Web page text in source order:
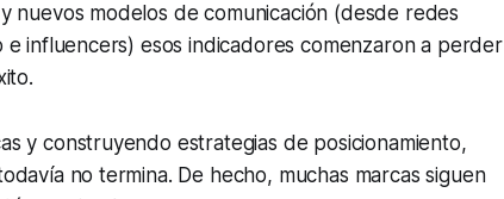
nuevos modelos de comunicación (desde redes
influencers) esos indicadores comenzaron a perder
y construyendo estrategias de posicionamiento,
no termina. De hecho, muchas marcas siguen